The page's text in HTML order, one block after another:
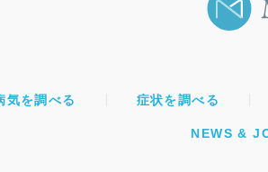
気を調べる 症状を調べる
NEWS &